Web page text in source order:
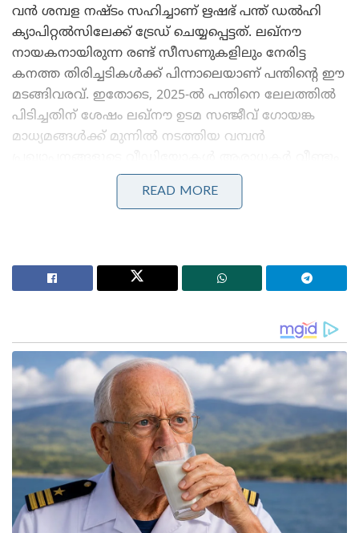
വൻ ശമ്പള നഷ്ടം സഹിച്ചാണ് ഋഷഭ് പന്ത് ഡൽഹി
ക്യാപിറ്റൽസിലേക്ക് ട്രേഡ് ചെയ്യപ്പെട്ടത്. ലഖ്‌നൗ
നായകനായിരുന്ന രണ്ട് സീസണുകളിലും നേരിട്ട
കനത്ത തിരിച്ചടികൾക്ക് പിന്നാലെയാണ് പന്തിന്റെ ഈ
മടങ്ങിവരവ്. ഇതോടെ, 2025-ൽ പന്തിനെ ലേലത്തിൽ
പിടിച്ചതിന് ശേഷം ലഖ്‌നൗ ഉടമ സഞ്ജീവ് ഗോയങ്ക
മാധ്യമങ്ങൾക്ക് മുന്നിൽ നടത്തിയ വമ്പൻ
കുത്തിപ്പൊക്കുകയാണ്.
കോമൺവെൽത്ത് ഗെയിംസ് പതാക ഏറ്റുവാങ്ങി
ഗുജറാത്ത് മുഖ്യമന്ത്രി; 2030ൽ അഹമ്മദാബാദ്
വേദിയാകും
പ്രിയക്കും സാക്ഷിക്കും അരുന്ധതിക്കും സ്വർണം;
ലവ്‌ലിനയ്ക്ക് വെള്ളി
2025 ലെ ലേലത്തിൽ വലിയ തുകയ്ക്ക് പന്തിനെ
ടീമിലെത്തിച്ചപ്പോൾ സഞ്ജീവ് ഗോയങ്ക
ആത്മവിശ്വാസത്തോടെ പറഞ്ഞ വാക്കുകൾ
ഇതായിരുന്നു: “എന്റെ അഭിപ്രായത്തിൽ ഋഷഭ് പന്ത്
അടുത്ത 12 മുതൽ 15 വർഷം വരെ ലഖ്‌നൗവിന്
വേണ്ടി കളിക്കും. അടുത്ത 15 വർഷത്തിനുള്ളിൽ
അഞ്ചോ ആറോ ഐപിഎൽ കിരീടങ്ങൾ ഞങ്ങൾ
READ MORE